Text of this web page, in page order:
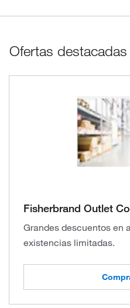
Ofertas destacadas
Fisherbrand Outlet
Grandes descuentos en
existencias limitadas.